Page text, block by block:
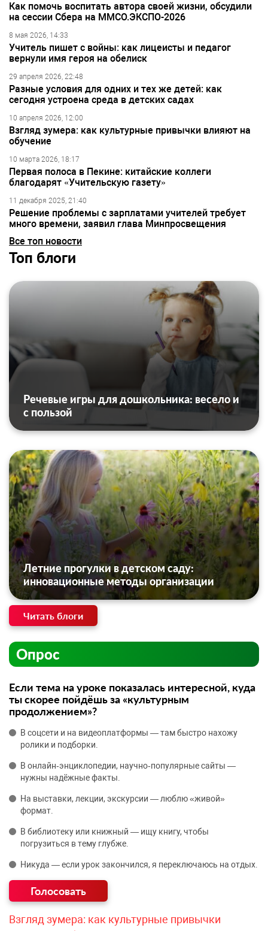
Как помочь воспитать автора своей жизни, обсудили
на сессии Сбера на ММСО.ЭКСПО-2026
8 мая 2026, 14:33
Учитель пишет с войны: как лицеисты и педагог
вернули имя героя на обелиск
29 апреля 2026, 22:48
Разные условия для одних и тех же детей: как
сегодня устроена среда в детских садах
10 апреля 2026, 12:00
Взгляд зумера: как культурные привычки влияют на
обучение
10 марта 2026, 18:17
Первая полоса в Пекине: китайские коллеги
благодарят «Учительскую газету»
11 декабря 2025, 21:40
Решение проблемы с зарплатами учителей требует
много времени, заявил глава Минпросвещения
Все топ новости
Топ блоги
Речевые игры для дошкольника: весело и
с пользой
Летние прогулки в детском саду:
инновационные методы организации
Читать блоги
Опрос
Если тема на уроке показалась интересной, куда
ты скорее пойдёшь за «культурным
продолжением»?
В соцсети и на видеоплатформы — там быстро нахожу
ролики и подборки.
В онлайн‑энциклопедии, научно‑популярные сайты —
нужны надёжные факты.
На выставки, лекции, экскурсии — люблю «живой»
формат.
В библиотеку или книжный — ищу книгу, чтобы
погрузиться в тему глубже.
Никуда — если урок закончился, я переключаюсь на отдых.
Взгляд зумера: как культурные привычки